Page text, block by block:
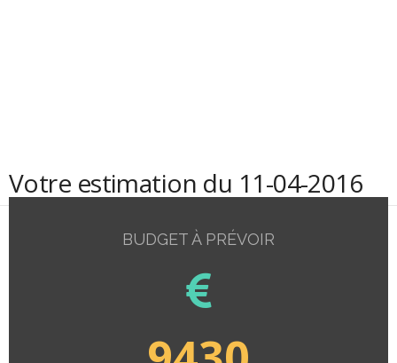
Votre estimation du 11-04-2016
BUDGET À PRÉVOIR